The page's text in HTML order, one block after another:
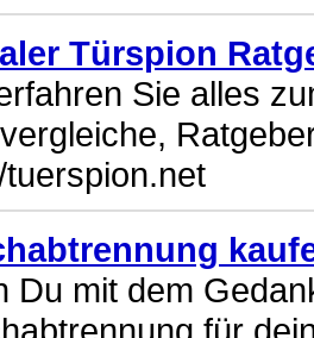
Türspion
Sie alles
tuerspion.net
Du mit dem